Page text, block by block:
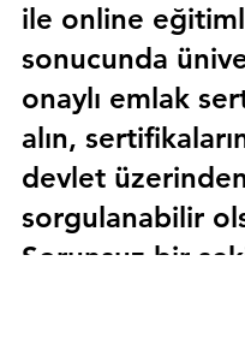
ile online
sonucunda
onaylı emlak
alın,
devlet
sorgulanabilir
Sorunsuz bir